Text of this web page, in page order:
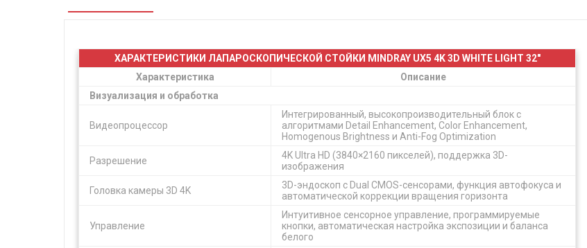
ХАРАКТЕРИСТИКИ ЛАПАРОСКОПИЧЕСКОЙ СТОЙКИ MINDRAY UX5 4K 3D WHITE LIGHT 32"
Характеристика
Описание
Визуализация и обработка
Видеопроцессор
Интегрированный, высокопроизводительный блок с
алгоритмами Detail Enhancement, Color Enhancement,
Homogenous Brightness и Anti-Fog Optimization
Разрешение
4K Ultra HD (3840×2160 пикселей), поддержка 3D-
изображения
Головка камеры 3D 4K
3D-эндоскоп с Dual CMOS-сенсорами, функция автофокуса и
автоматической коррекции вращения горизонта
Управление
Интуитивное сенсорное управление, программируемые
кнопки, автоматическая настройка экспозиции и баланса
белого